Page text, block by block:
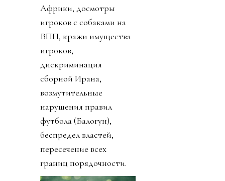
Африки, досмотры
игроков с собаками на
ВПП, кражи имущества
игроков,
дискриминация
сборной Ирана,
возмутительные
нарушения правил
футбола (Балогун),
беспредел властей,
пересечение всех
границ порядочности.